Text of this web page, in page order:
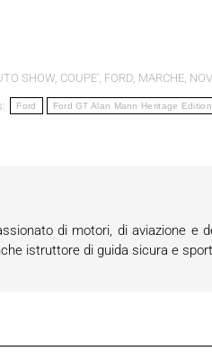
SHOW, COUPE', FORD, MARCHE,
Ford Ford GT Alan Mann Heritage Edition
di motori, di aviazione
istruttore di guida sicura e